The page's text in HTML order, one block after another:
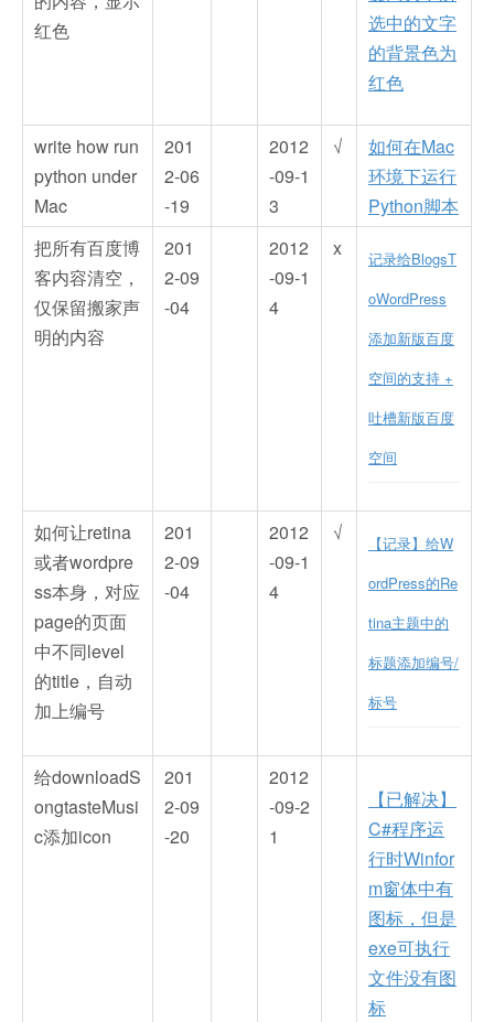
红色
选中的文字
的背景色为
红色
write how run
python under
Mac
201
2-06
-19
2012
-09-1
3
√
如何在Mac
环境下运行
Python脚本
把所有百度博
客内容清空，
仅保留搬家声
明的内容
201
2-09
-04
2012
-09-1
4
x
记录给BlogsT
oWordPress
添加新版百度
空间的支持 +
吐槽新版百度
空间
如何让retina
或者wordpre
ss本身，对应
page的页面
中不同level
的title，自动
加上编号
201
2-09
-04
2012
-09-1
4
√
【记录】给W
ordPress的Re
tina主题中的
标题添加编号/
标号
给downloadS
ongtasteMusi
c添加icon
201
2-09
-20
2012
-09-2
1
【已解决】
C#程序运
行时Winfor
m窗体中有
图标，但是
exe可执行
文件没有图
标